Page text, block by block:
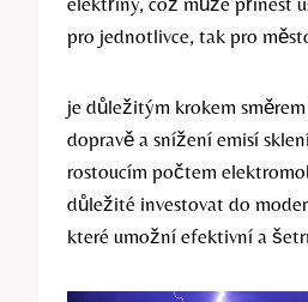
pro jednotlivce, tak pro
je důležitým krokem
dopravě a snížení emisí
rostoucím počtem
důležité investovat do
které umožní efektivní a